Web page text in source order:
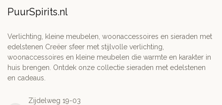
PuurSpirits.nl
Verlichting, kleine meubelen, woonaccessoires en sieraden met
edelstenen Creëer sfeer met stijlvolle verlichting,
woonaccessoires en kleine meubelen die warmte en karakter in
huis brengen. Ontdek onze collectie sieraden met edelstenen
en cadeaus.
Zijdelweg 19-03